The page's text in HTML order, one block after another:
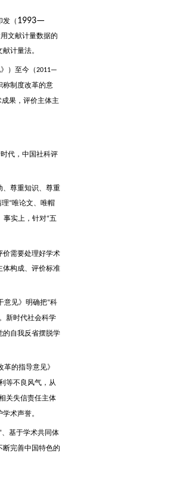
发（ 1993—
文献计量数据的
计量法。
）至今（2011—
称制度改革的意
果，评价主体主
代，中国社科评
尊重知识、尊重
“唯论文、唯帽
事实上，针对“五
需要处理好学术
体构成、评价标准
意见》明确把“科
新时代社会科学
的自我反省摆脱学
的指导意见》
等不良风气，从
关失信责任主体
术声誉。
、基于学术共同体
断完善中国特色的